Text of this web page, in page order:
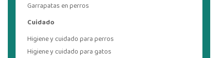
Garrapatas en perros
Cuidado
Higiene y cuidado para perros
Higiene y cuidado para gatos